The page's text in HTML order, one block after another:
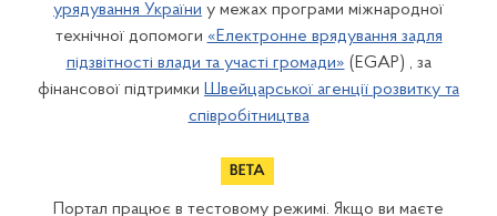
урядування України у межах програми міжнародної
технічної допомоги «Електронне врядування задля
підзвітності влади та участі громади» (EGAP) , за
фінансової підтримки Швейцарської агенції розвитку та
співробітництва
Портал працює в тестовому режимі. Якщо ви маєте